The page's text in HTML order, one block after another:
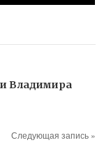
Владимира
Следующая запись »